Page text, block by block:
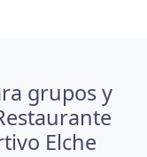
grupos y
Elche